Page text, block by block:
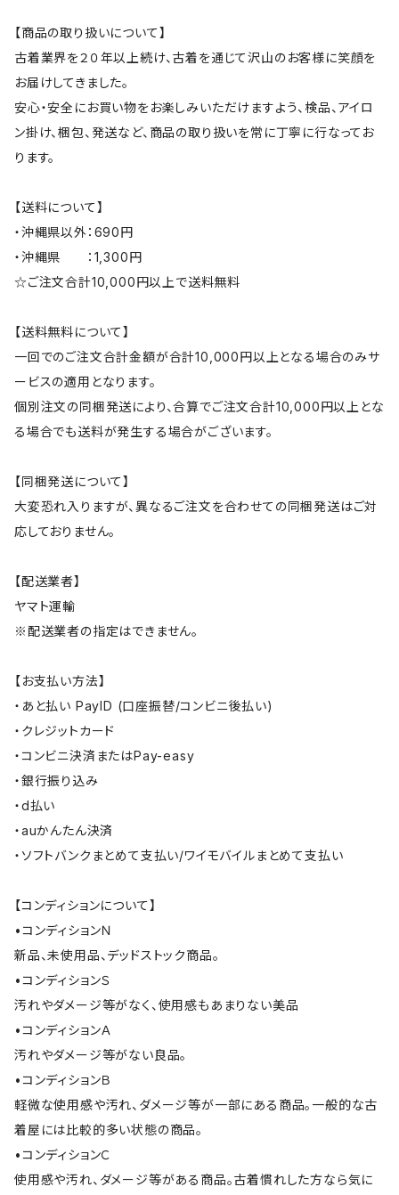
【商品の取り扱いについて】
古着業界を２０年以上続け、古着を通じて沢山のお客様に笑顔を
お届けしてきました。
安心・安全にお買い物をお楽しみいただけますよう、検品、アイロ
ン掛け、梱包、発送など、商品の取り扱いを常に丁寧に行なってお
ります。
【送料について】
・沖縄県以外：690円
・沖縄県 ：1,300円
☆ご注文合計10,000円以上で送料無料
【送料無料について】
一回でのご注文合計金額が合計10,000円以上となる場合のみサ
ービスの適用となります。
個別注文の同梱発送により、合算でご注文合計10,000円以上とな
る場合でも送料が発生する場合がございます。
【同梱発送について】
大変恐れ入りますが、異なるご注文を合わせての同梱発送はご対
応しておりません。
【配送業者】
ヤマト運輸
※配送業者の指定はできません。
【お支払い方法】
・あと払い PayID (口座振替/コンビニ後払い)
・クレジットカード
・コンビニ決済またはPay-easy
・銀行振り込み
・d払い
・auかんたん決済
・ソフトバンクまとめて支払い/ワイモバイルまとめて支払い
【コンディションについて】
•コンディションＮ
新品、未使用品、デッドストック商品。
•コンディションＳ
汚れやダメージ等がなく、使用感もあまりない美品
•コンディションＡ
汚れやダメージ等がない良品。
•コンディションＢ
軽微な使用感や汚れ、ダメージ等が一部にある商品。一般的な古
着屋には比較的多い状態の商品。
•コンディションＣ
使用感や汚れ、ダメージ等がある商品。古着慣れした方なら気に